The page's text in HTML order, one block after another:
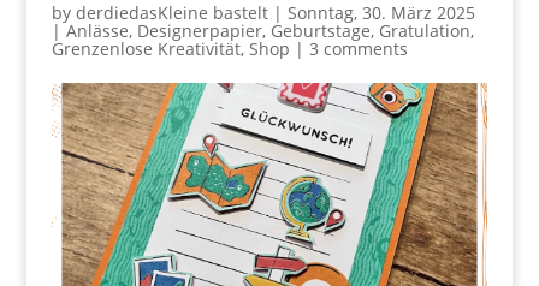
by derdiedasKleine bastelt| Sonntag, 30. März 2025
|Anlässe, Designerpapier, Geburtstage, Gratulation,
Grenzenlose Kreativität, Shop | 3 comments